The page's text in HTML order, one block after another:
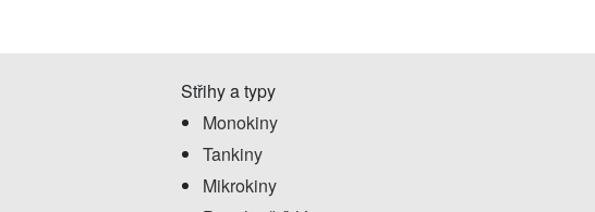
Střihy a typy
Monokiny
Tankiny
Mikrokiny